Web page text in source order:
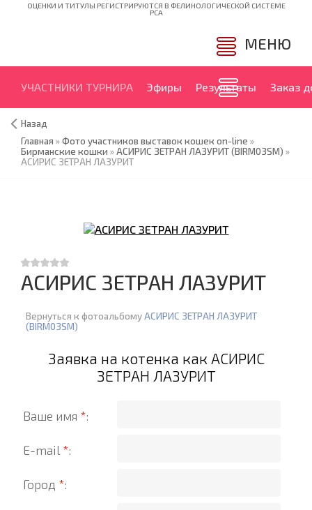
ОЦЕНКИ И ТИТУЛЫ РЕГИСТРИРУЮТСЯ В ФЕЛИНОЛОГИЧЕСКОЙ СИСТЕМЕ
PCA
МЕНЮ
УЧАСТНИКИ ТУРНИРА Эфиры Результаты Заказ
Назад
Главная »Фото участников выставок кошек on-line »
Бирманские кошки »АСИРИС ЗЕТРАН ЛАЗУРИТ (BIRM03SM) »
АСИРИС ЗЕТРАН ЛАЗУРИТ
АСИРИС ЗЕТРАН ЛАЗУРИТ
Вернуться к фотоальбомуАСИРИС ЗЕТРАН ЛАЗУРИТ
(BIRM03SM)
Заявка на котенка как АСИРИС
ЗЕТРАН ЛАЗУРИТ
Ваше имя *:
E-mail *:
Город *: